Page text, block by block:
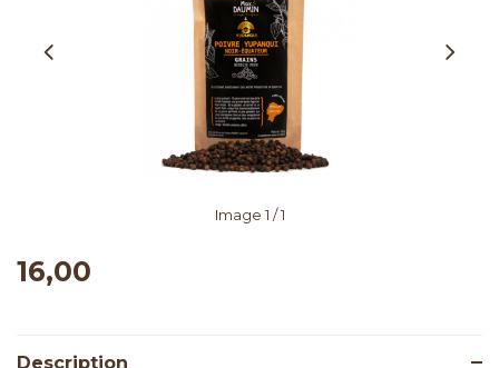
Image 1 / 1
16,00
Description